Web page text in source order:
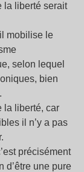
la liberté serait
mobilise le
selon lequel
bien
la liberté, car
il n’y a pas
précisément
d’être une pure